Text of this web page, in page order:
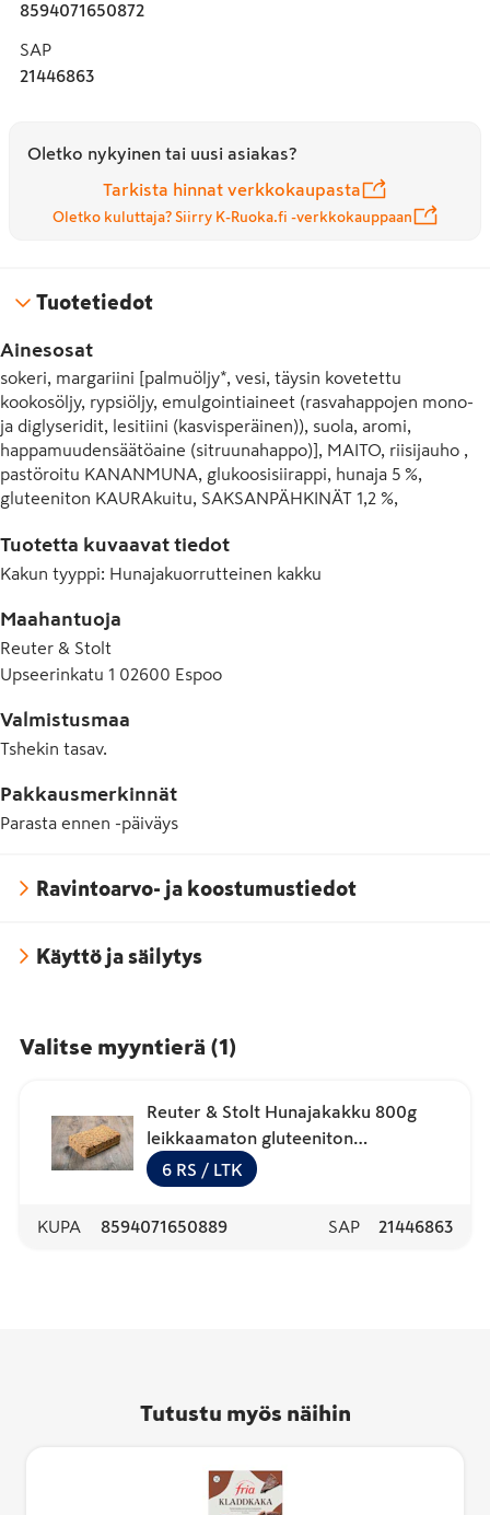
8594071650872
SAP
21446863
Oletko nykyinen tai uusi asiakas?
Tarkista hinnat verkkokaupasta
Oletko kuluttaja? Siirry K-Ruoka.fi -verkkokauppaan
Tuotetiedot
Ainesosat
sokeri, margariini [palmuöljy*, vesi, täysin kovetettu
kookosöljy, rypsiöljy, emulgointiaineet (rasvahappojen mono-
ja diglyseridit, lesitiini (kasvisperäinen)), suola, aromi,
happamuudensäätöaine (sitruunahappo)], MAITO, riisijauho ,
pastöroitu KANANMUNA, glukoosisiirappi, hunaja 5 %,
gluteeniton KAURAkuitu, SAKSANPÄHKINÄT 1,2 %,
VOI, psylliumkuitu 0,2 %, luontainen karamelliaromi,
vähärasvainen kaakao, aromi. Saattaa sisältää jäämiä SOIJAsta.
lähteestä.
Tuotetta kuvaavat tiedot
Kakun tyyppi: Hunajakuorrutteinen kakku
Maahantuoja
Reuter & Stolt
Upseerinkatu 1 02600 Espoo
Valmistusmaa
Tshekin tasav.
Pakkausmerkinnät
Parasta ennen -päiväys
Ravintoarvo- ja koostumustiedot
Käyttö ja säilytys
Valitse myyntierä (1 )
Reuter & Stolt Hunajakakku 800g
leikkaamaton gluteeniton
kypsäpakaste
6 RS / LTK
KUPA 8594071650889 SAP 21446863
Tutustu myös näihin